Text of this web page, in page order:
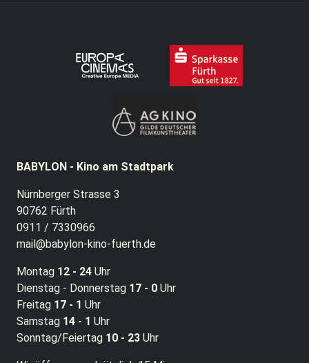
BABYLON - Kino am Stadtpark
Nürnberger Strasse 3
90762 Fürth
0911 / 7330966
mail@babylon-kino-fuerth.de
Montag 12 - 24 Uhr
Dienstag - Donnerstag 17 - 0 Uhr
Freitag 17 - 1 Uhr
Samstag 14 - 1 Uhr
Sonntag/Feiertag 10 - 23 Uhr